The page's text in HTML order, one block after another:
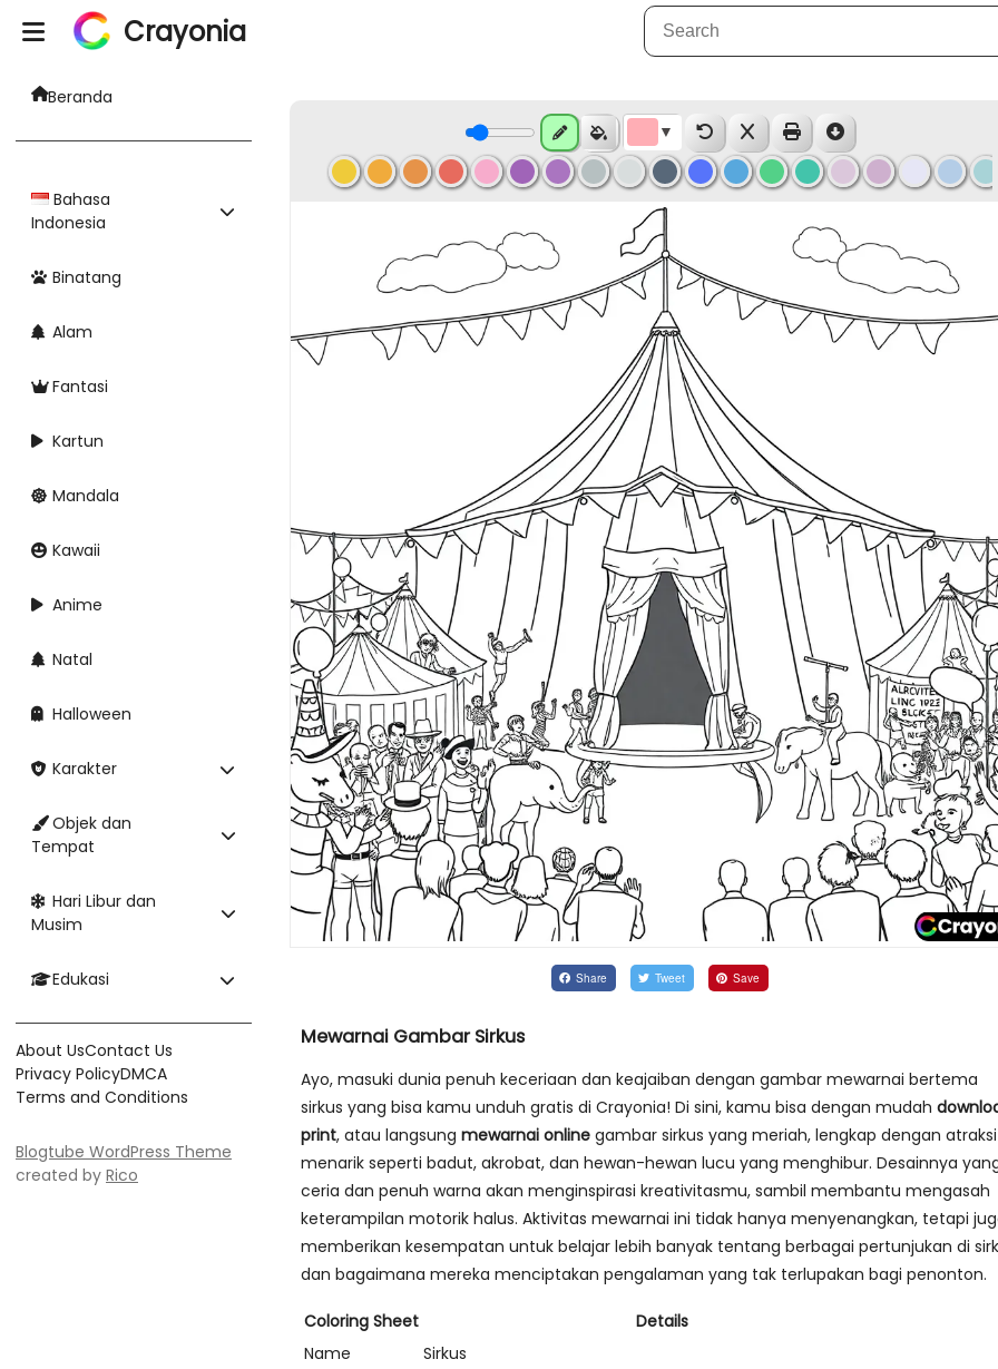
Crayonia
Beranda
Bahasa
Indonesia
Binatang
Alam
Fantasi
Kartun
Mandala
Kawaii
Anime
Natal
Halloween
Karakter
Objek dan
Tempat
Hari Libur dan
Musim
Edukasi
About UsContact Us
Privacy PolicyDMCA
Terms and Conditions
Blogtube WordPress Theme
created by Rico
Share Tweet Save
Mewarnai Gambar Sirkus
Ayo, masuki dunia penuh keceriaan dan keajaiban dengan gambar mewarnai bertema
sirkus yang bisa kamu unduh gratis di Crayonia! Di sini, kamu bisa dengan mudah
print, atau langsung mewarnai online gambar sirkus yang meriah, lengkap dengan atraksi
menarik seperti badut, akrobat, dan hewan-hewan lucu yang menghibur. Desainnya
ceria dan penuh warna akan menginspirasi kreativitasmu, sambil membantu mengasah
keterampilan motorik halus. Aktivitas mewarnai ini tidak hanya menyenangkan, tetapi
memberikan kesempatan untuk belajar lebih banyak tentang berbagai pertunjukan di
dan bagaimana mereka menciptakan pengalaman yang tak terlupakan bagi penonton.
Coloring Sheet
Details
Name
Sirkus